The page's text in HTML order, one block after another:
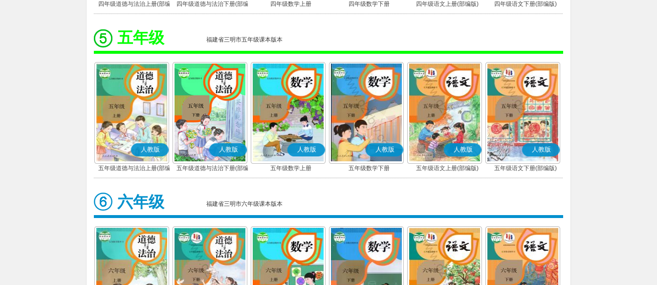
四年级道德与法治上册(部编
版)
四年级道德与法治下册(部编
版)
四年级数学上册 四年级数学下册 四年级语文上册(部编版) 四年级语文下册(部编版)
五年级 福建省三明市五年级课本版本
人教版
五年级道德与法治上册(部编
版)
人教版
五年级道德与法治下册(部编
版)
人教版
五年级数学上册
人教版
五年级数学下册
人教版
五年级语文上册(部编版)
人教版
五年级语文下册(部编版)
六年级 福建省三明市六年级课本版本